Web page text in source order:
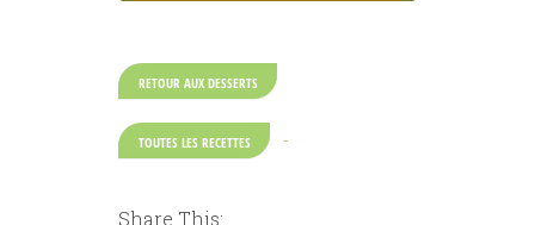
RETOUR AUX DESSERTS
TOUTES LES RECETTES -
Share This: